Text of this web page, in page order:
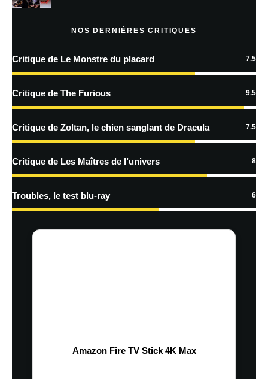
Prévenez-moi de tous les nouveaux articles par e-mail.
En savoir
traitées
NOS DERNIÈRES CRITIQUES
Critique de Le Monstre du placard 7.5
Critique de The Furious 9.5
Critique de Zoltan, le chien sanglant de Dracula 7.5
Critique de Les Maîtres de l’univers 8
Troubles, le test blu-ray 6
Amazon Fire TV Stick 4K Max